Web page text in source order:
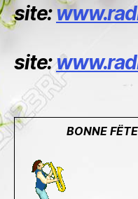
site:
site:
BONNE